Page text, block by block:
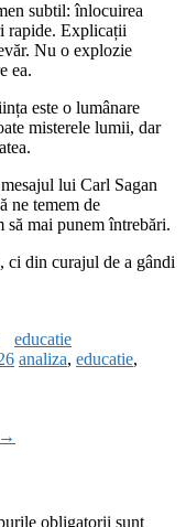
subtil: înlocuirea
rapide. Explicații
Nu o explozie
ea.
este o lumânare
misterele lumii, dar
lui Carl Sagan
ne temem de
să mai punem întrebări.
ci din curajul de a gândi
educatie
analiza, educatie,
→
obligatorii sunt